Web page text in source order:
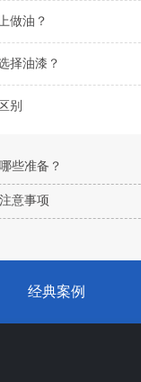
做油？
择油漆？
别
些准备？
意事项
经典案例